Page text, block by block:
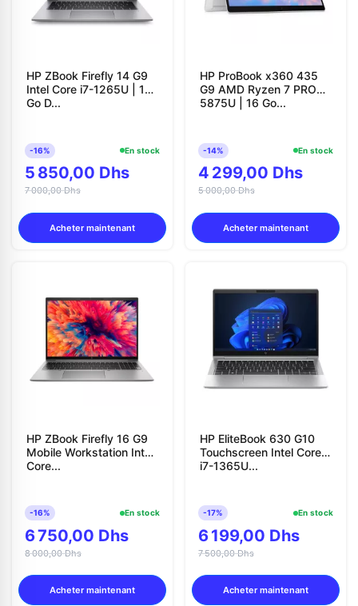
HP ZBook Firefly 14 G9
Intel Core i7-1265U | 16
Go D...
-16% En stock
5 850,00 Dhs
7 000,00 Dhs
Acheter maintenant
HP ProBook x360 435
G9 AMD Ryzen 7 PRO
5875U | 16 Go...
-14% En stock
4 299,00 Dhs
5 000,00 Dhs
Acheter maintenant
HP ZBook Firefly 16 G9
Mobile Workstation Intel
Core...
-16% En stock
6 750,00 Dhs
8 000,00 Dhs
Acheter maintenant
HP EliteBook 630 G10
Touchscreen Intel Core
i7-1365U...
-17% En stock
6 199,00 Dhs
7 500,00 Dhs
Acheter maintenant